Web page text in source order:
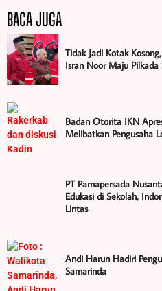
BACA JUGA
Tidak Jadi Kotak
Isran Noor Maju
Badan Otorita IKN
Melibatkan Pengusaha
PT Pamapersada
Edukasi di Sekolah,
Lintas
Andi Harun Hadiri
Samarinda